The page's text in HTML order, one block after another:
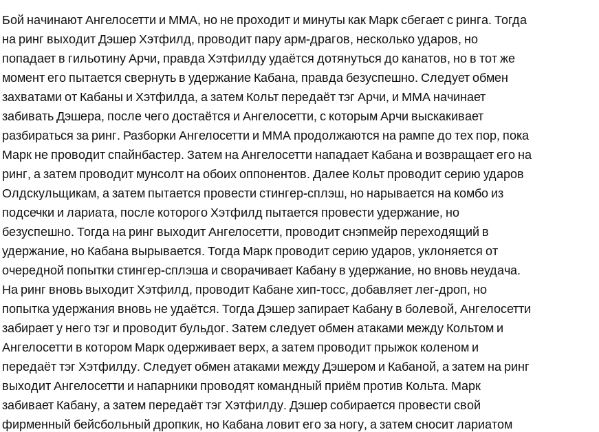
Бой начинают Ангелосетти и ММА, но не проходит и минуты как Марк сбегает с ринга. Тогда
на ринг выходит Дэшер Хэтфилд, проводит пару арм-драгов, несколько ударов, но
попадает в гильотину Арчи, правда Хэтфилду удаётся дотянуться до канатов, но в тот же
момент его пытается свернуть в удержание Кабана, правда безуспешно. Следует обмен
захватами от Кабаны и Хэтфилда, а затем Кольт передаёт тэг Арчи, и ММА начинает
забивать Дэшера, после чего достаётся и Ангелосетти, с которым Арчи выскакивает
разбираться за ринг. Разборки Ангелосетти и ММА продолжаются на рампе до тех пор, пока
Марк не проводит спайнбастер. Затем на Ангелосетти нападает Кабана и возвращает его на
ринг, а затем проводит мунсолт на обоих оппонентов. Далее Кольт проводит серию ударов
Олдскульщикам, а затем пытается провести стингер-сплэш, но нарывается на комбо из
подсечки и лариата, после которого Хэтфилд пытается провести удержание, но
безуспешно. Тогда на ринг выходит Ангелосетти, проводит снэпмейр переходящий в
удержание, но Кабана вырывается. Тогда Марк проводит серию ударов, уклоняется от
очередной попытки стингер-сплэша и сворачивает Кабану в удержание, но вновь неудача.
На ринг вновь выходит Хэтфилд, проводит Кабане хип-тосс, добавляет лег-дроп, но
попытка удержания вновь не удаётся. Тогда Дэшер запирает Кабану в болевой, Ангелосетти
забирает у него тэг и проводит бульдог. Затем следует обмен атаками между Кольтом и
Ангелосетти в котором Марк одерживает верх, а затем проводит прыжок коленом и
передаёт тэг Хэтфилду. Следует обмен атаками между Дэшером и Кабаной, а затем на ринг
выходит Ангелосетти и напарники проводят командный приём против Кольта. Марк
забивает Кабану, а затем передаёт тэг Хэтфилду. Дэшер собирается провести свой
фирменный бейсбольный дропкик, но Кабана ловит его за ногу, а затем сносит лариатом